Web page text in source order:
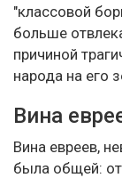
"классовой
больше
причиной
народа на его
Вина
Вина евреев,
была общей: